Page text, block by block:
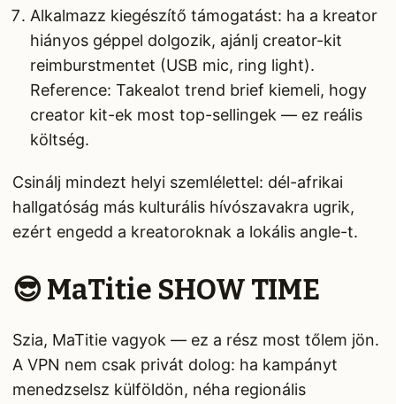
Alkalmazz kiegészítő támogatást: ha a kreator
hiányos géppel dolgozik, ajánlj creator-kit
reimburstmentet (USB mic, ring light).
Reference: Takealot trend brief kiemeli, hogy
creator kit-ek most top-sellingek — ez reális
költség.
Csinálj mindezt helyi szemlélettel: dél-afrikai
hallgatóság más kulturális hívószavakra ugrik,
ezért engedd a kreatoroknak a lokális angle-t.
😎 MaTitie SHOW TIME
Szia, MaTitie vagyok — ez a rész most tőlem jön.
A VPN nem csak privát dolog: ha kampányt
menedzselsz külföldön, néha regionális